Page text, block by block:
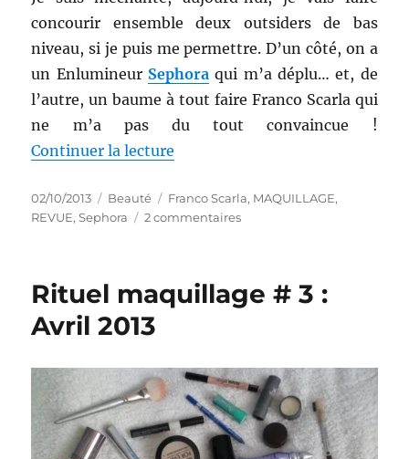
concourir ensemble deux outsiders de bas
niveau, si je puis me permettre. D’un côté, on a
un Enlumineur Sephora qui m’a déplu… et, de
l’autre, un baume à tout faire Franco Scarla qui
ne m’a pas du tout convaincue !
Continuer la lecture
Publié
le
02/10/2013 Catégories
Beauté Étiquettes
Franco Scarla, MAQUILLAGE,
REVUE,Sephora 2 commentairessur
et
136
entre
Sephora
et
Franco
Scarla
Rituel maquillage # 3 :
Avril 2013